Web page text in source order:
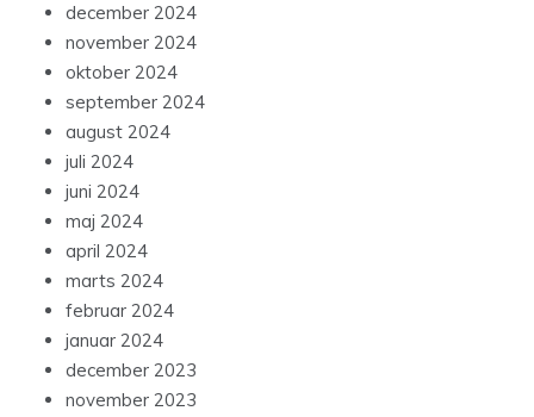
december 2024
november 2024
oktober 2024
september 2024
august 2024
juli 2024
juni 2024
maj 2024
april 2024
marts 2024
februar 2024
januar 2024
december 2023
november 2023